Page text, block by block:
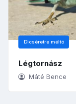
Dicséretre méltó
Légtornász
Máté Bence